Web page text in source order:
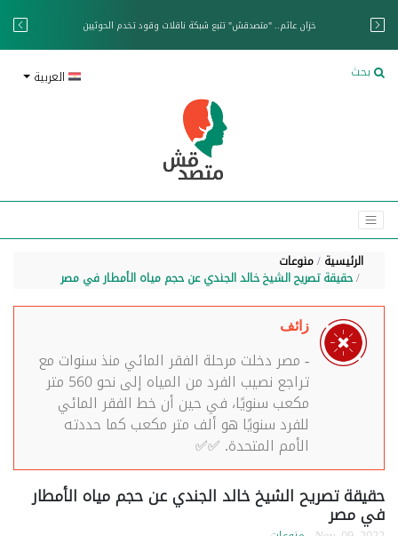
خزان عائم.. "متصدقش" تتبع شبكة ناقلات وقود تخدم الحوثيين
بحث العربية
الرئيسية منوعات
حقيقة تصريح الشيخ خالد الجندي عن حجم مياه الأمطار في مصر
زائف
- مصر دخلت مرحلة الفقر المائي منذ سنوات مع
تراجع نصيب الفرد من المياه إلى نحو 560 متر
مكعب سنويًا، في حين أن خط الفقر المائي
للفرد سنويًا هو ألف متر مكعب كما حددته
الأمم المتحدة. ✅✅
حقيقة تصريح الشيخ خالد الجندي عن حجم مياه الأمطار
في مصر